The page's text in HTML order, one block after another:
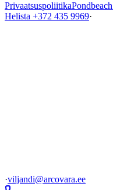
Privaatsuspoliitika
Helista +372 435 9969·
·viljandi@arcovara.ee